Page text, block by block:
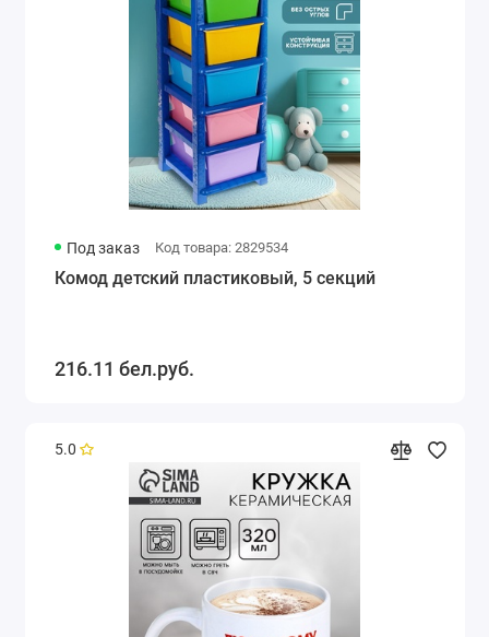
Под заказ Код товара: 2829534
Комод детский пластиковый, 5 секций
216.11 бел.руб.
5.0